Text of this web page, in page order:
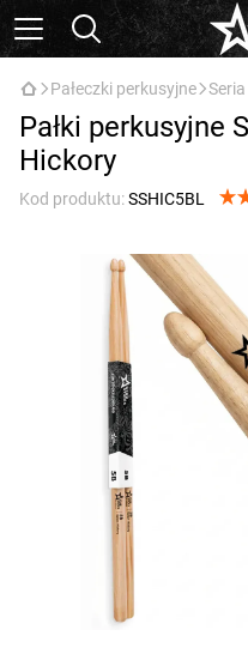
Pałeczki perkusyjne
Pałki perkusyjne
Hickory
Kod produktu:SSHIC5BL